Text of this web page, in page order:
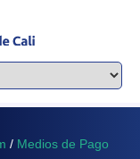
/ Medios de Pago